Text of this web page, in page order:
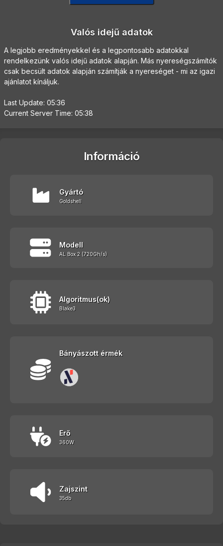
Valós idejű adatok
A legjobb eredményekkel és a legpontosabb adatokkal
rendelkezünk valós idejű adatok alapján. Más nyereségszámítók
csak becsült adatok alapján számítják a nyereséget - mi az igazi
ajánlatot kínáljuk.
Last Update: 05:36
Current Server Time: 05:38
Információ
Gyártó
Goldshell
Modell
AL Box 2 (720Gh/s)
Algoritmus(ok)
Blake3
Bányászott érmék
Erő
360W
Zajszint
35db